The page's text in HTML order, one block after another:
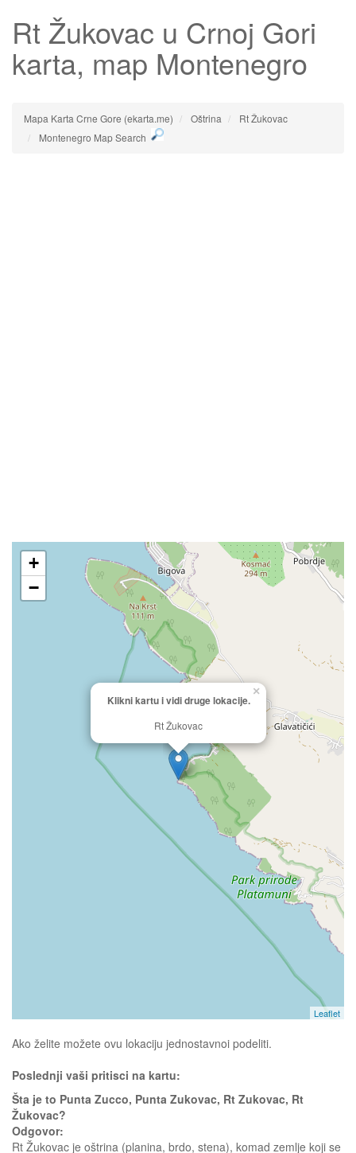
Rt Žukovac u Crnoj Gori
karta, map Montenegro
Mapa Karta Crne Gore (ekarta.me) Oštrina
Rt Žukovac
Montenegro Map Search
Klikni kartu i vidi druge lokacije.
Rt Žukovac
×
+
−
Leaflet
Ako želite možete ovu lokaciju jednostavnoi podeliti.
Poslednji vaši pritisci na kartu:
Šta je to Punta Zucco, Punta Zukovac, Rt Zukovac, Rt
Žukovac?
Odgovor:
Rt Žukovac je oštrina (planina, brdo, stena), komad zemlje koji se